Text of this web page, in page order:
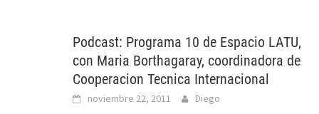
Podcast: Programa 10 de Espacio LATU,
con Maria Borthagaray, coordinadora de
Cooperacion Tecnica Internacional
noviembre 22, 2011 Diego